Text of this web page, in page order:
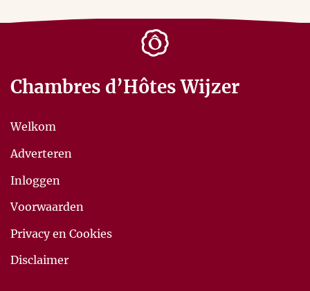
Chambres d’Hôtes Wijzer
Welkom
Adverteren
Inloggen
Voorwaarden
Privacy en Cookies
Disclaimer